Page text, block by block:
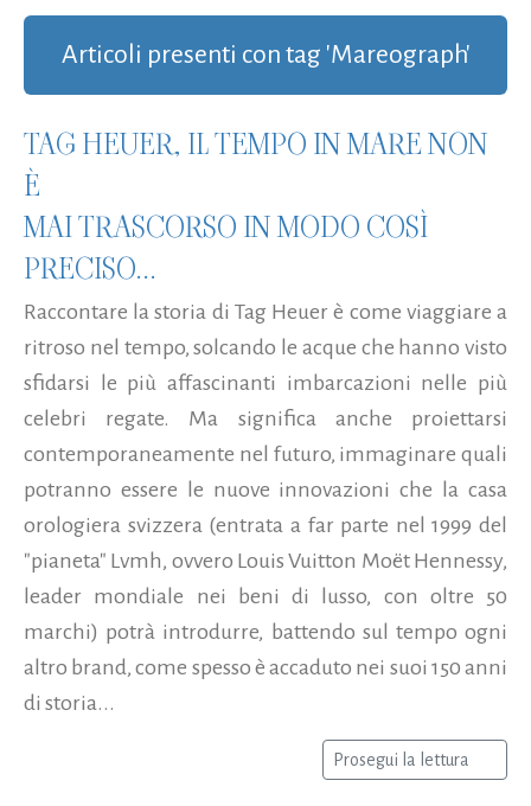
Articoli presenti con tag 'Mareograph'
TAG HEUER, IL TEMPO IN MARE NON
È
MAI TRASCORSO IN MODO COSÌ
PRECISO...
Raccontare la storia di Tag Heuer è come viaggiare a
ritroso nel tempo, solcando le acque che hanno visto
sfidarsi le più affascinanti imbarcazioni nelle più
celebri regate. Ma significa anche proiettarsi
contemporaneamente nel futuro, immaginare quali
potranno essere le nuove innovazioni che la casa
orologiera svizzera (entrata a far parte nel 1999 del
"pianeta" Lvmh, ovvero Louis Vuitton Moët Hennessy,
leader mondiale nei beni di lusso, con oltre 50
marchi) potrà introdurre, battendo sul tempo ogni
altro brand, come spesso è accaduto nei suoi 150 anni
di storia...
Prosegui la lettura